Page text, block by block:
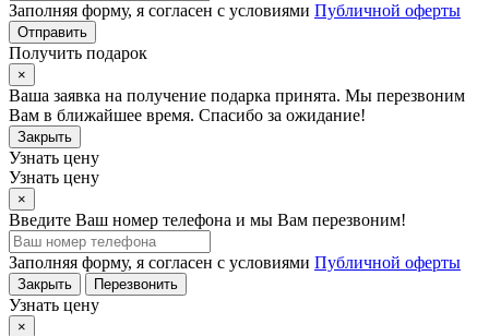
Заполняя форму, я согласен с условиями Публичной оферты
Отправить
Получить подарок
×
Ваша заявка на получение подарка принята. Мы перезвоним
Вам в ближайшее время. Спасибо за ожидание!
Закрыть
Узнать цену
Узнать цену
×
Введите Ваш номер телефона и мы Вам перезвоним!
Заполняя форму, я согласен с условиями Публичной оферты
Закрыть Перезвонить
Узнать цену
×